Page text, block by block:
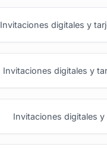
Invitaciones digitales y
Invitaciones digitales y
Invitaciones digitales y